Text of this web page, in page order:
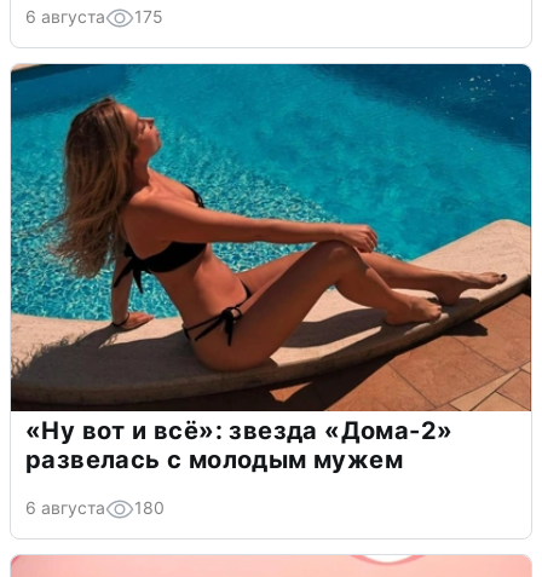
6 августа 175
«Ну вот и всё»: звезда «Дома-2»
развелась с молодым мужем
6 августа 180